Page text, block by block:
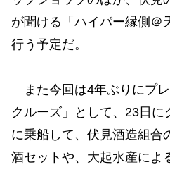
が聞ける「ハイパー縁側＠
行う予定だ。
また今回は4年ぶりにプ
クルーズ」として、23日に
に乗船して、伏見酒造組合
酒セットや、大起水産によ